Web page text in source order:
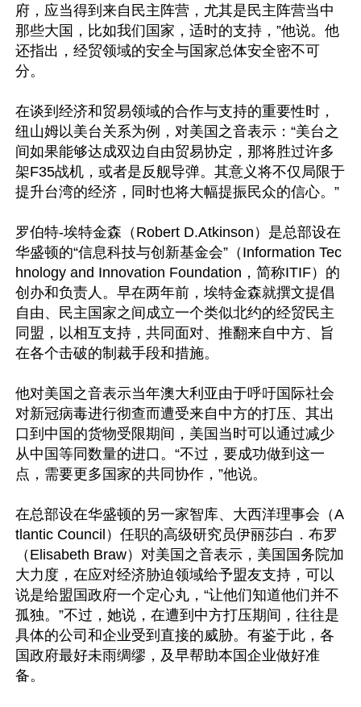
府，应当得到来自民主阵营，尤其是民主阵营当中
那些大国，比如我们国家，适时的支持，”他说。他
还指出，经贸领域的安全与国家总体安全密不可
分。
在谈到经济和贸易领域的合作与支持的重要性时，
纽山姆以美台关系为例，对美国之音表示：“美台之
间如果能够达成双边自由贸易协定，那将胜过许多
架F35战机，或者是反舰导弹。其意义将不仅局限于
提升台湾的经济，同时也将大幅提振民众的信心。”
罗伯特-埃特金森（Robert D.Atkinson）是总部设在
华盛顿的“信息科技与创新基金会”（Information Tec
hnology and Innovation Foundation，简称ITIF）的
创办和负责人。早在两年前，埃特金森就撰文提倡
自由、民主国家之间成立一个类似北约的经贸民主
同盟，以相互支持，共同面对、推翻来自中方、旨
在各个击破的制裁手段和措施。
他对美国之音表示当年澳大利亚由于呼吁国际社会
对新冠病毒进行彻查而遭受来自中方的打压、其出
口到中国的货物受限期间，美国当时可以通过减少
从中国等同数量的进口。“不过，要成功做到这一
点，需要更多国家的共同协作，”他说。
在总部设在华盛顿的另一家智库、大西洋理事会（A
tlantic Council）任职的高级研究员伊丽莎白．布罗
（Elisabeth Braw）对美国之音表示，美国国务院加
大力度，在应对经济胁迫领域给予盟友支持，可以
说是给盟国政府一个定心丸，“让他们知道他们并不
孤独。”不过，她说，在遭到中方打压期间，往往是
具体的公司和企业受到直接的威胁。有鉴于此，各
国政府最好未雨绸缪，及早帮助本国企业做好准
备。